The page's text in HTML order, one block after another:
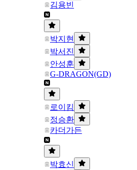
김용빈
박지현
박서진
안성훈
G-DRAGON(GD)
로이킴
정승환
카더가든
박효신